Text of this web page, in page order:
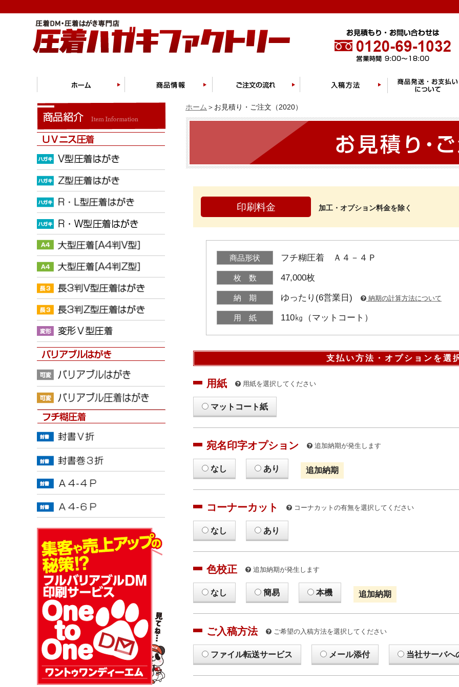
ホーム ＞お見積り・ご注文（2020）
印刷料金 加工・オプション料金を除く
商品形状 フチ糊圧着 Ａ４－４Ｐ
枚 数 47,000枚
納 期 ゆったり(6営業日) 納期の計算方法について
用 紙 110㎏（マットコート）
支払い方法・オプションを選
用紙 用紙を選択してください
マットコート紙
宛名印字オプション 追加納期が発生します
なし あり 追加納期
コーナーカット コーナカットの有無を選択してください
なし あり
色校正 追加納期が発生します
なし 簡易 本機 追加納期
ご入稿方法 ご希望の入稿方法を選択してください
ファイル転送サービス メール添付 当社サーバへ